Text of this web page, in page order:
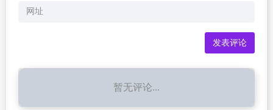
暂无评论...